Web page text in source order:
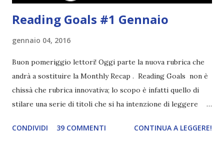
Reading Goals #1 Gennaio
gennaio 04, 2016
Buon pomeriggio lettori! Oggi parte la nuova rubrica che
andrà a sostituire la Monthly Recap . Reading Goals non è
chissà che rubrica innovativa; lo scopo è infatti quello di
stilare una serie di titoli che si ha intenzione di leggere
una rubrica per tenere sotto controllo le reading
CONDIVIDI 39 COMMENTI CONTINUA A LEGGERE!